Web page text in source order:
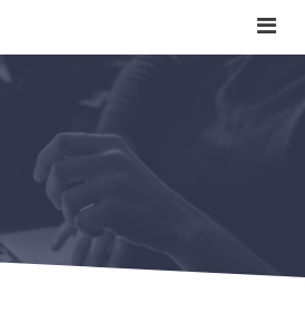
tools reviews
bij jou in de buurt?
Offerte
voor beginners +
+